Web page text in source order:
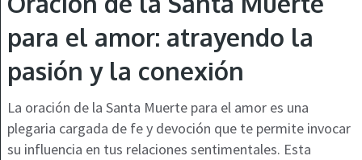
para el amor: atrayendo la
pasión y la conexión
La oración de la Santa Muerte para el amor es una
plegaria cargada de fe y devoción que te permite invocar
su influencia en tus relaciones sentimentales. Esta